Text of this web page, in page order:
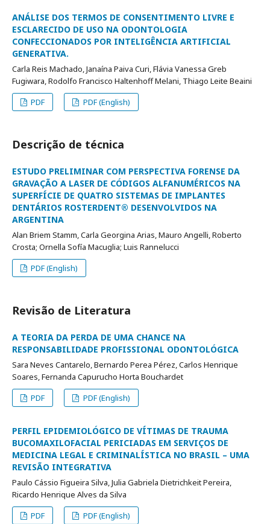
ANÁLISE DOS TERMOS DE CONSENTIMENTO LIVRE E
ESCLARECIDO DE USO NA ODONTOLOGIA
CONFECCIONADOS POR INTELIGÊNCIA ARTIFICIAL
GENERATIVA.
Carla Reis Machado, Janaína Paiva Curi, Flávia Vanessa Greb
Fugiwara, Rodolfo Francisco Haltenhoff Melani, Thiago Leite Beaini
PDF
PDF (English)
Descrição de técnica
ESTUDO PRELIMINAR COM PERSPECTIVA FORENSE DA
GRAVAÇÃO A LASER DE CÓDIGOS ALFANUMÉRICOS NA
SUPERFÍCIE DE QUATRO SISTEMAS DE IMPLANTES
DENTÁRIOS ROSTERDENT® DESENVOLVIDOS NA
ARGENTINA
Alan Briem Stamm, Carla Georgina Arias, Mauro Angelli, Roberto
Crosta; Ornella Sofía Macuglia; Luis Rannelucci
PDF (English)
Revisão de Literatura
A TEORIA DA PERDA DE UMA CHANCE NA
RESPONSABILIDADE PROFISSIONAL ODONTOLÓGICA
Sara Neves Cantarelo, Bernardo Perea Pérez, Carlos Henrique
Soares, Fernanda Capurucho Horta Bouchardet
PDF
PDF (English)
PERFIL EPIDEMIOLÓGICO DE VÍTIMAS DE TRAUMA
BUCOMAXILOFACIAL PERICIADAS EM SERVIÇOS DE
MEDICINA LEGAL E CRIMINALÍSTICA NO BRASIL – UMA
REVISÃO INTEGRATIVA
Paulo Cássio Figueira Silva, Julia Gabriela Dietrichkeit Pereira,
Ricardo Henrique Alves da Silva
PDF
PDF (English)